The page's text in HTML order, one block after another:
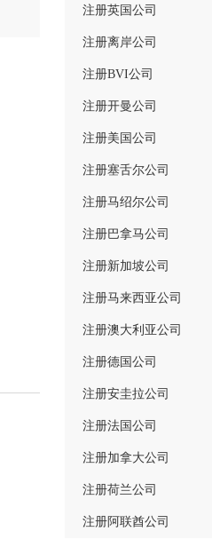
注册英国公司
注册离岸公司
注册BVI公司
注册开曼公司
注册美国公司
注册塞舌尔公司
注册马绍尔公司
注册巴拿马公司
注册新加坡公司
注册马来西亚公司
注册澳大利亚公司
注册德国公司
注册安圭拉公司
注册法国公司
注册加拿大公司
注册荷兰公司
注册阿联酋公司